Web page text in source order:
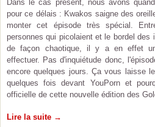
Dans le cas présent, nous avons
pour ce délais : Kwakos saigne des
monter cet épisode très spécial.
personnes qui picolaient et le bordel des
de façon chaotique, il y a en effet
effectuer. Pas d'inquiétude donc,
encore quelques jours. Ça vous laisse
quelques fois devant YouPorn et
officielle de cette nouvelle édition des
Lire la suite →